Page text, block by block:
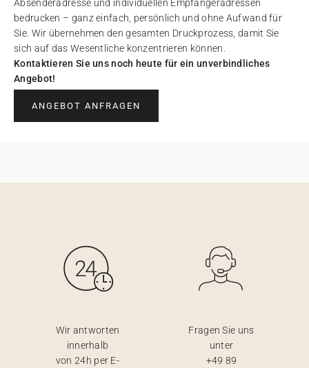
Absenderadresse und individuellen Empfängeradressen
bedrucken – ganz einfach, persönlich und ohne Aufwand für
Sie. Wir übernehmen den gesamten Druckprozess, damit Sie
sich auf das Wesentliche konzentrieren können.
Kontaktieren Sie uns noch heute für ein unverbindliches
Angebot!
ANGEBOT ANFRAGEN
Wir antworten
innerhalb
von 24h per E-
Fragen Sie uns
unter
+49 89